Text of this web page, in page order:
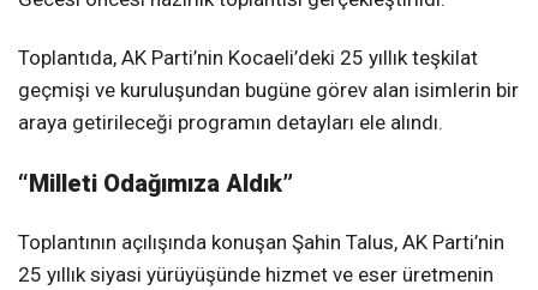
Toplantıda, AK Parti’nin Kocaeli’deki 25 yıllık teşkilat
geçmişi ve kuruluşundan bugüne görev alan isimlerin bir
araya getirileceği programın detayları ele alındı.
“Milleti Odağımıza Aldık”
Toplantının açılışında konuşan Şahin Talus, AK Parti’nin
25 yıllık siyasi yürüyüşünde hizmet ve eser üretmenin